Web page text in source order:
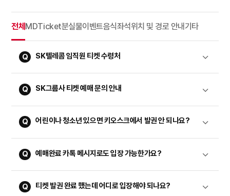
전체 MDTicket분실물이벤트음식좌석위치 및 경로 안내 기타
SK텔레콤 임직원 티켓 수령처
SK그룹사 티켓 예매 문의 안내
어린이나 청소년 있으면 키오스크에서 발권 안 되나요?
예매완료 카톡 메시지로도 입장 가능한가요?
티켓 발권 완료 했는데 어디로 입장해야 되나요?